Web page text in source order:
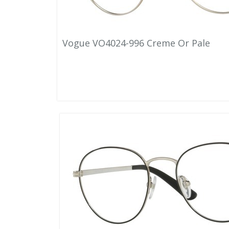
Vogue VO4024-996 Creme Or Pale